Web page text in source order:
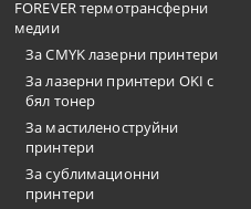
FOREVER термотрансферни
медии
За CMYK лазерни принтери
За лазерни принтери OKI с
бял тонер
За мастиленоструйни
принтери
За сублимационни
принтери